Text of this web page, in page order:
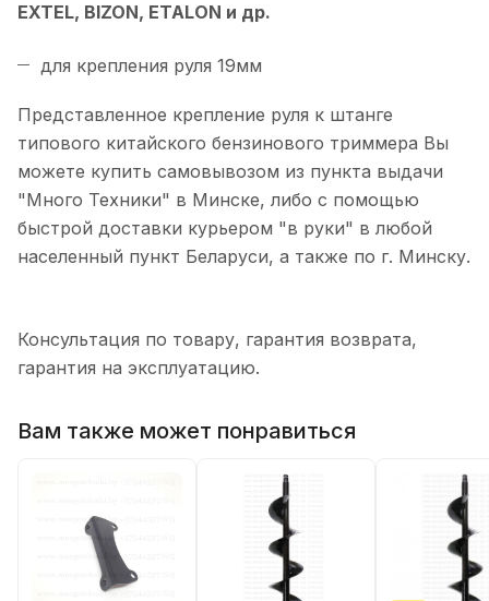
EXTEL, BIZON, ETALON и др.
для крепления руля 19мм
Представленное крепление руля к штанге
типового китайского бензинового триммера Вы
можете купить самовывозом из пункта выдачи
"Много Техники" в Минске, либо с помощью
быстрой доставки курьером "в руки" в любой
населенный пункт Беларуси, а также по г. Минску.
Консультация по товару, гарантия возврата,
гарантия на эксплуатацию.
Вам также может понравиться